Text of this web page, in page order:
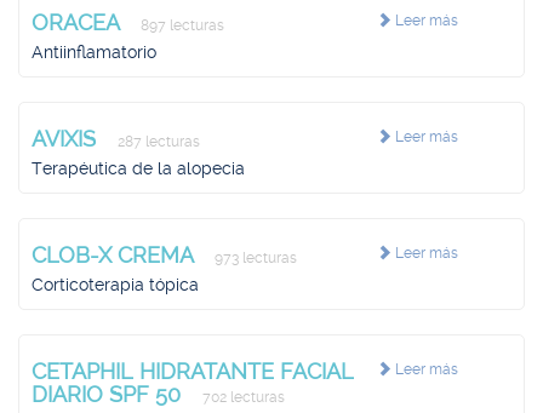
Leer más
ORACEA 897 lecturas
Antiinflamatorio
Leer más
AVIXIS 287 lecturas
Terapéutica de la alopecia
Leer más
CLOB-X CREMA 973 lecturas
Corticoterapia tópica
Leer más
CETAPHIL HIDRATANTE FACIAL
DIARIO SPF 50
702 lecturas